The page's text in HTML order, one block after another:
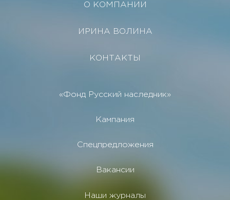
О КОМПАНИИ
ИРИНА ВОЛИНА
КОНТАКТЫ
«Фонд Русский наследник»
Кампания
Спецпредложения
Вакансии
Наши журналы